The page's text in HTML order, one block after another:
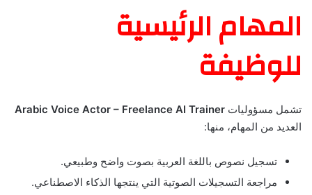
المهام الرئيسية
للوظيفة
تشمل مسؤوليات Arabic Voice Actor – Freelance AI Trainer
العديد من المهام، منها:
تسجيل نصوص باللغة العربية بصوت واضح وطبيعي.
مراجعة التسجيلات الصوتية التي ينتجها الذكاء الاصطناعي.